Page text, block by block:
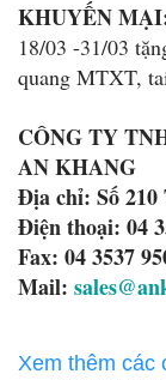
KHUYẾN
18/03 -31/03
quang MTXT,
CÔNG TY
AN KHANG
Địa chỉ: Số
Điện thoại: 04
Fax: 04 3537
Mail:
Xem thêm các